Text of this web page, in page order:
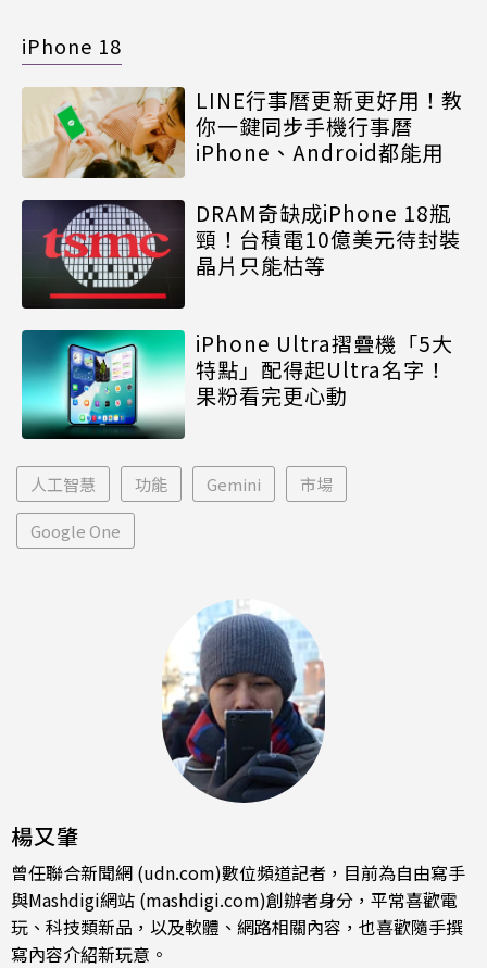
iPhone 18
LINE行事曆更新更好用！教
你一鍵同步手機行事曆
iPhone、Android都能用
DRAM奇缺成iPhone 18瓶
頸！台積電10億美元待封裝
晶片只能枯等
iPhone Ultra摺疊機「5大
特點」配得起Ultra名字！
果粉看完更心動
人工智慧 功能 Gemini 市場
Google One
楊又肇
曾任聯合新聞網 (udn.com)數位頻道記者，目前為自由寫手
與Mashdigi網站 (mashdigi.com)創辦者身分，平常喜歡電
玩、科技類新品，以及軟體、網路相關內容，也喜歡隨手撰
寫內容介紹新玩意。